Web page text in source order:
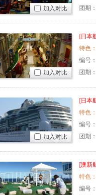
团期：
加入对比
[日本
助（
特色
编号：
团期：
加入对比
[日本
（一
编号：
团期：
加入对比
[澳新
特色
编号：